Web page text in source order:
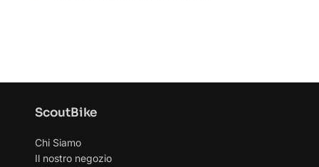
ScoutBike
Chi Siamo
Il nostro negozio